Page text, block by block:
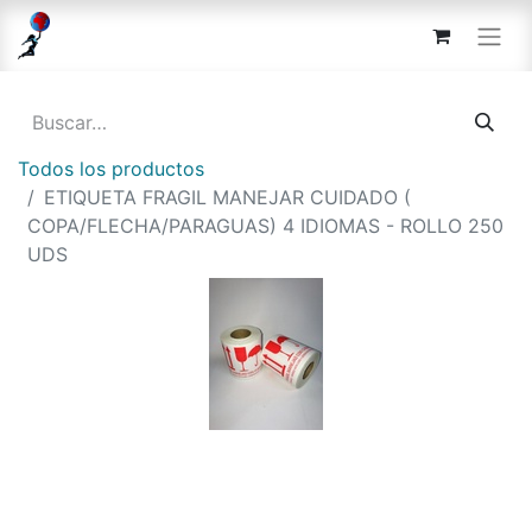
Todos los productos
ETIQUETA FRAGIL MANEJAR CUIDADO (
COPA/FLECHA/PARAGUAS) 4 IDIOMAS - ROLLO 250
UDS